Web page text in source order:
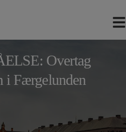
Overtag
i Færgelunden